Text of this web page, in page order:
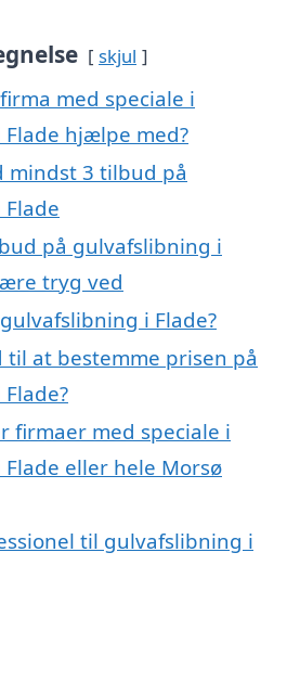
skjul
med speciale i
hjælpe med?
3 tilbud på
på gulvafslibning i
tryg ved
i Flade?
til at bestemme prisen på
firmaer med speciale i
eller hele Morsø
til gulvafslibning i